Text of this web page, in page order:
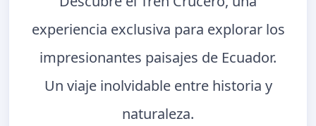
experiencia exclusiva para explorar los
impresionantes paisajes de Ecuador.
Un viaje inolvidable entre historia y
naturaleza.